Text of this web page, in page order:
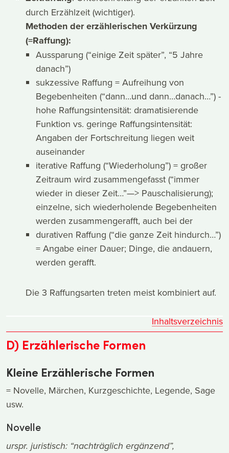
durch Erzählzeit (wichtiger).
Methoden der erzählerischen Verkürzung
(=Raffung):
Aussparung (“einige Zeit später”, “5 Jahre
danach”)
sukzessive Raffung = Aufreihung von
Begebenheiten (“dann…und dann…danach…”) -
hohe Raffungsintensität: dramatisierende
Funktion vs. geringe Raffungsintensität:
Angaben der Fortschreitung liegen weit
auseinander
iterative Raffung (“Wiederholung”) = großer
Zeitraum wird zusammengefasst (“immer
wieder in dieser Zeit…”—> Pauschalisierung);
einzelne, sich wiederholende Begebenheiten
werden zusammengerafft, auch bei der
durativen Raffung (“die ganze Zeit hindurch…”)
= Angabe einer Dauer; Dinge, die andauern,
werden gerafft.
Die 3 Raffungsarten treten meist kombiniert auf.
Inhaltsverzeichnis
D) Erzählerische Formen
Kleine Erzählerische Formen
= Novelle, Märchen, Kurzgeschichte, Legende, Sage
usw.
Novelle
urspr. juristisch: “nachträglich ergänzend”,